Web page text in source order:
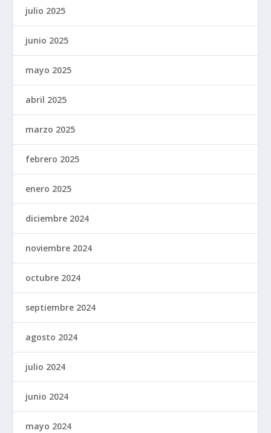
julio 2025
junio 2025
mayo 2025
abril 2025
marzo 2025
febrero 2025
enero 2025
diciembre 2024
noviembre 2024
octubre 2024
septiembre 2024
agosto 2024
julio 2024
junio 2024
mayo 2024